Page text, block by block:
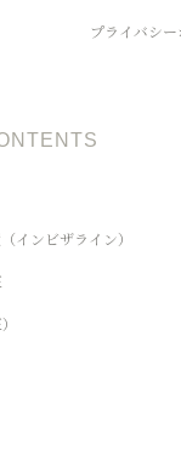
プライバシ
インビザライン）